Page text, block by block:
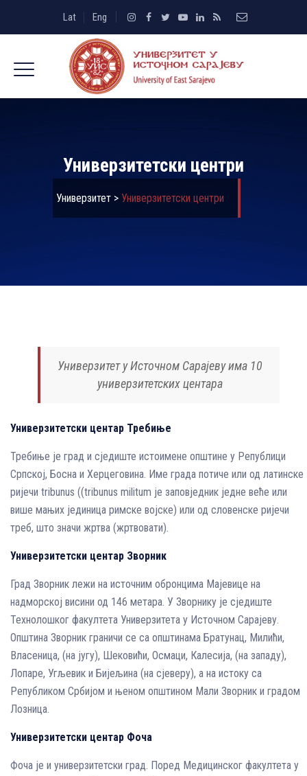
Lat Eng
Универзитетски центри
Универзитет > Универзитетски центри
Универзитет у Источном Сарајеву има 10
универзитетских центара
Универзитетски центар Требиње
Требиње је град и сједиште истоимене општине у Републици
Српској, Босна и Херцеговина. Име града потиче или од латинске
ријечи tribunus ((tribunus militum је заповједник једне веће или
више мањих јединица римске војске) или од словенске ријечи
треб, што значи жртва (жртвовати).
Универзитетски центар Зворник
Град Зворник лежи на источним обронцима Мајевице на
надморској висини од 146 метара. У Зворнику је сједиште
Технолошког факултета Универзитета у Источном Сарајеву.
Општина Зворник граничи се са општинама Братунац, Милићи,
Власеница, (на југу), Шековићи, Осмаци, Калесија, (на западу),
Лопаре, Угљевик и Бијељина (на сјеверу), а на истоку са
Републиком Србијом и њеном општином Мали Зворник и градом
Лозница.
Универзитетски центар Фоча
Фоча је и универзитетски град. Поред Медицинског факултета у